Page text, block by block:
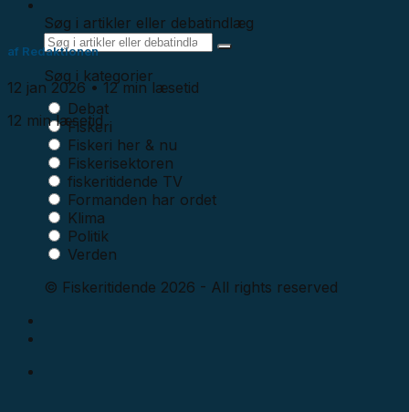
Søg i artikler eller debatindlæg
Søg i kategorier
Debat
Fiskeri
Fiskeri her & nu
Fiskerisektoren
fiskeritidende TV
Formanden har ordet
Klima
Politik
Verden
© Fiskeritidende 2026 - All rights reserved
af Redaktionen
12 jan 2026 • 12 min læsetid
12 min læsetid